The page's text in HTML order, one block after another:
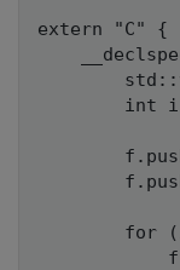
extern "C" {
int
for